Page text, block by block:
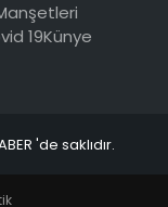
19Künye
'de saklıdır.